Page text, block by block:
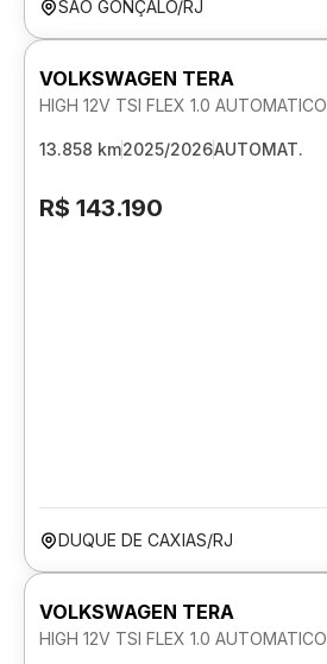
SÃO GONÇALO/RJ
VOLKSWAGEN TERA
HIGH 12V TSI FLEX 1.0 AUTOMATICO
13.858 km2025/2026AUTOMAT.
R$ 143.190
DUQUE DE CAXIAS/RJ
VOLKSWAGEN TERA
HIGH 12V TSI FLEX 1.0 AUTOMATICO